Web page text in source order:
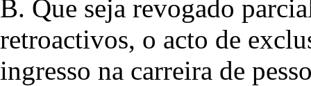
B. Que seja revogado
retroactivos, o acto de
ingresso na carreira de